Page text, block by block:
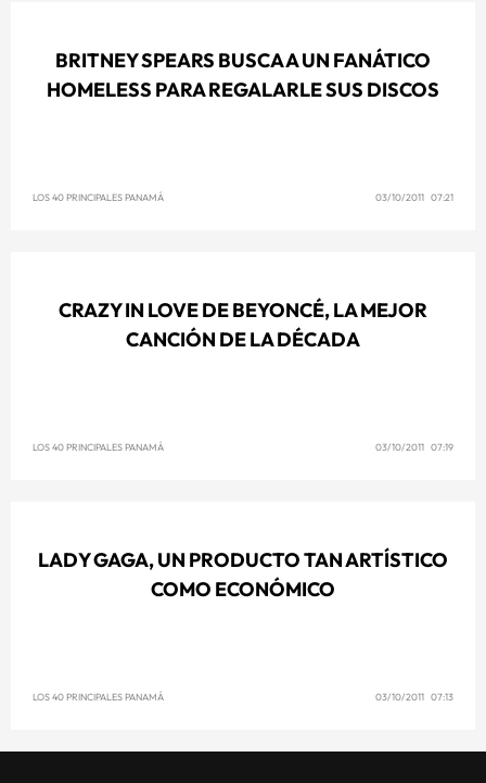
BRITNEY SPEARS BUSCA A UN FANÁTICO
HOMELESS PARA REGALARLE SUS DISCOS
LOS 40 PRINCIPALES PANAMÁ 03/10/2011 07:21
CRAZY IN LOVE DE BEYONCÉ, LA MEJOR
CANCIÓN DE LA DÉCADA
LOS 40 PRINCIPALES PANAMÁ 03/10/2011 07:19
LADY GAGA, UN PRODUCTO TAN ARTÍSTICO
COMO ECONÓMICO
LOS 40 PRINCIPALES PANAMÁ 03/10/2011 07:13